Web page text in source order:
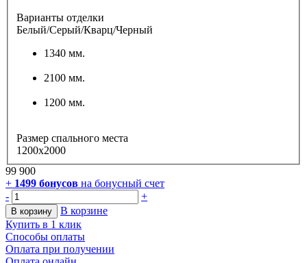
Варианты отделки
Белый/Серый/Кварц/Черный
1340 мм.
2100 мм.
1200 мм.
Размер спального места
1200x2000
99 900
+ 1499 бонусов на бонусный счет
-
+
В корзину
В корзине
Купить в 1 клик
Способы оплаты
Оплата при получении